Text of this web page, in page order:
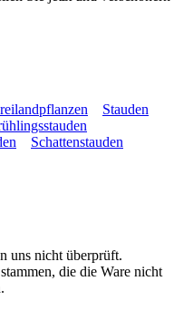
Stauden
Schattenstauden
uns nicht überprüft.
die die Ware nicht